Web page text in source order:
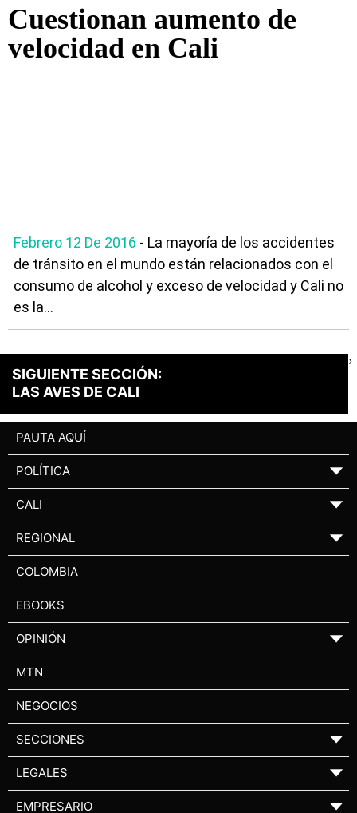
Cuestionan aumento de
velocidad en Cali
Febrero 12 De 2016 - La mayoría de los accidentes
de tránsito en el mundo están relacionados con el
consumo de alcohol y exceso de velocidad y Cali no
es la...
SIGUIENTE SECCIÓN:
LAS AVES DE CALI
›
PAUTA AQUÍ
POLÍTICA ▼
CALI ▼
REGIONAL ▼
COLOMBIA
EBOOKS
OPINIÓN ▼
MTN
NEGOCIOS
SECCIONES ▼
LEGALES ▼
EMPRESARIO ▼